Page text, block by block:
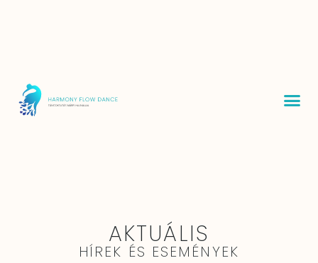
AKTUÁLIS
HÍREK ÉS ESEMÉNYEK